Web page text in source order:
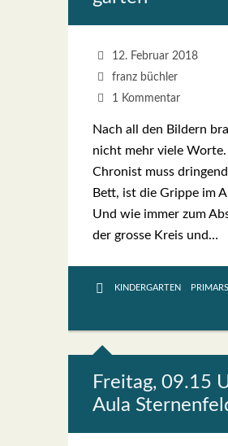
12. Februar 2018
franz büchler
1 Kommentar
Nach all den Bil­dern
nicht mehr vie­le
Chro­nist muss
Bett, ist die Grip­pe im
Und wie immer zum
der gros­se Kreis und…
KINDERGARTEN
Frei­tag, 09.15
Aula